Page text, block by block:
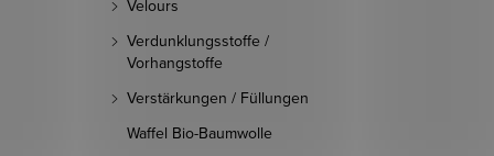
Velours
Verdunklungsstoffe /
Vorhangstoffe
Verstärkungen / Füllungen
Waffel Bio-Baumwolle